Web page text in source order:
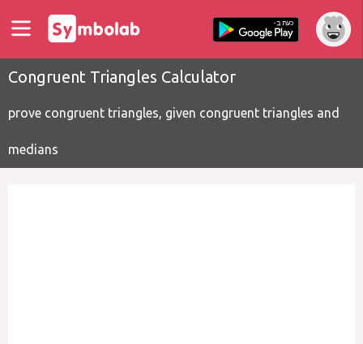
Congruent Triangles Calculator
prove congruent triangles, given congruent triangles and
medians